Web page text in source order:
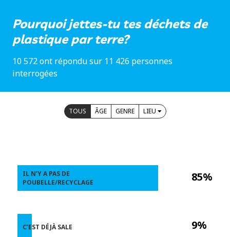
Pourquoi jettes-tu tes déchets de
plastique par terre?
10 572 ont répondu sur 11 426 personnes
interrogées
TOUS ÂGE GENRE LIEU
85%
9%
IL N’Y A PAS DE
POUBELLE/RECYCLAGE
C’EST DÉJÀ SALE